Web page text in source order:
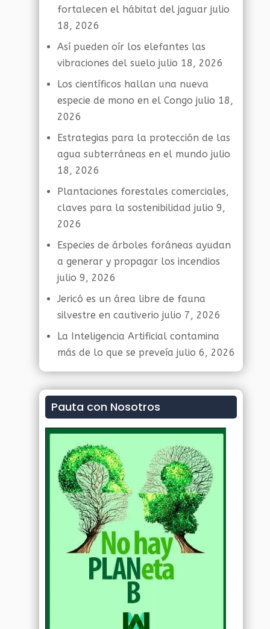
fortalecen el hábitat del jaguar julio
18, 2026
Así pueden oír los elefantes las
vibraciones del suelo julio 18, 2026
Los científicos hallan una nueva
especie de mono en el Congo julio 18,
2026
Estrategias para la protección de las
agua subterráneas en el mundo julio
18, 2026
Plantaciones forestales comerciales,
claves para la sostenibilidad julio 9,
2026
Especies de árboles foráneas ayudan
a generar y propagar los incendios
julio 9, 2026
Jericó es un área libre de fauna
silvestre en cautiverio julio 7, 2026
La Inteligencia Artificial contamina
más de lo que se preveía julio 6, 2026
Pauta con Nosotros